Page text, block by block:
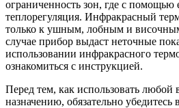
ограниченность зон, где с помощью
теплорегуляция. Инфракрасный
только к ушным, лобным и
случае прибор выдаст неточные
использовании инфракрасного
ознакомиться с инструкцией.
Перед тем, как использовать любой
назначению, обязательно убедитесь